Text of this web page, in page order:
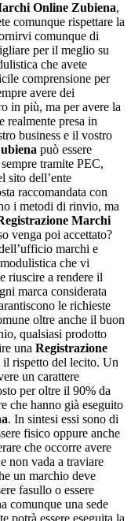
Online Zubiena,
comunque rispettare la
comunque di
per il meglio su
che avete
comprensione per
avere dei
in più, ma per avere la
realmente presa in
business e il vostro
può essere
tramite PEC,
sito dell’ente
raccomandata con
i metodi di rinvio, ma
Marchi
venga poi accettato?
marchi e
che vi
riuscire a rendere il
marca considerata
le richieste
oltre anche il buon
qualsiasi prodotto
una Registrazione
il rispetto del lecito. Un
un carattere
per oltre il 90% da
che hanno già eseguito
. In sintesi essi sono di
fisico oppure anche
che occorre avere
non vada a traviare
un marchio deve
fasullo o essere
comunque una sede